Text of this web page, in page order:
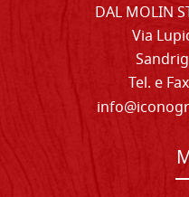
DAL MOLIN
Via
Tel. e